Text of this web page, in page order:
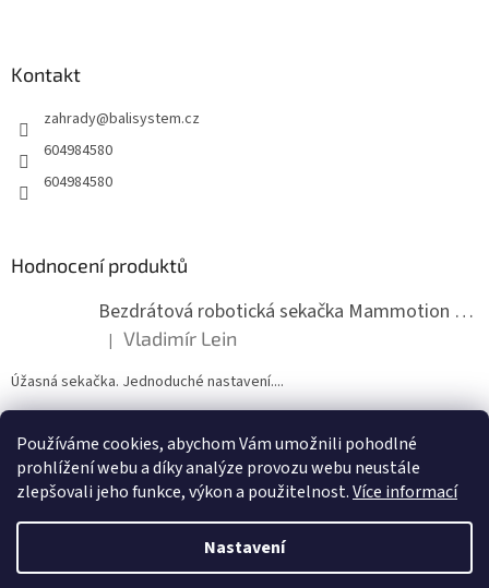
Používáme cookies, abychom Vám umožnili pohodlné
prohlížení webu a díky analýze provozu webu neustále
zlepšovali jeho funkce, výkon a použitelnost.Více informací
Nastavení
Kontakt
zahrady@balisystem.cz
604984580
604984580
Hodnocení produktů
Bezdrátová robotická sekačka Mammotion LUBA mini 2 1500
Hodnocení produktu je 5 z 5 hvězdiček.
| Vladimír Lein
Úžasná sekačka. Jednoduché nastavení....
ZDE NÁM MŮŽETE VLOŽIT HODNOCENÍ
Vytvořil Shoptet